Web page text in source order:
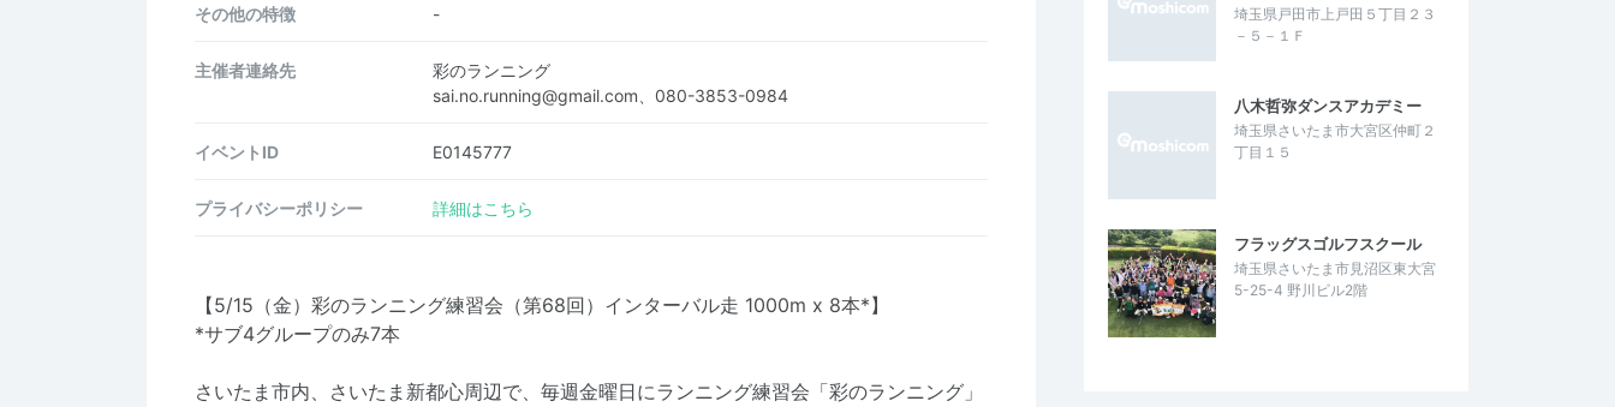
その他の特徴 -
主催者連絡先
彩のランニング
sai.no.running@gmail.com、080-3853-0984
イベントID E0145777
プライバシーポリシー 詳細はこちら
【5/15（金）彩のランニング練習会（第68回）インターバル走 1000m x 8本*】
*サブ4グループのみ7本
さいたま市内、さいたま新都心周辺で、毎週金曜日にランニング練習会「彩のランニング」
埼玉県戸田市上戸田５丁目２３
－５－１Ｆ
八木哲弥ダンスアカデミー
埼玉県さいたま市大宮区仲町２
丁目１５
フラッグスゴルフスクール
埼玉県さいたま市見沼区東大宮
5-25-4 野川ビル2階